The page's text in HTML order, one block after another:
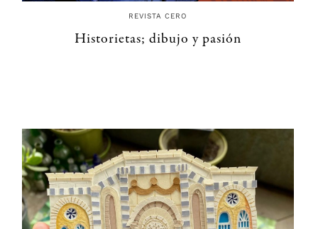
REVISTA CERO
Historietas; dibujo y pasión